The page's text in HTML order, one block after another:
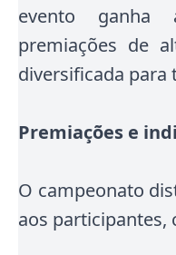
evento ganha
premiações de
diversificada para
Premiações e
O campeonato
aos participantes,